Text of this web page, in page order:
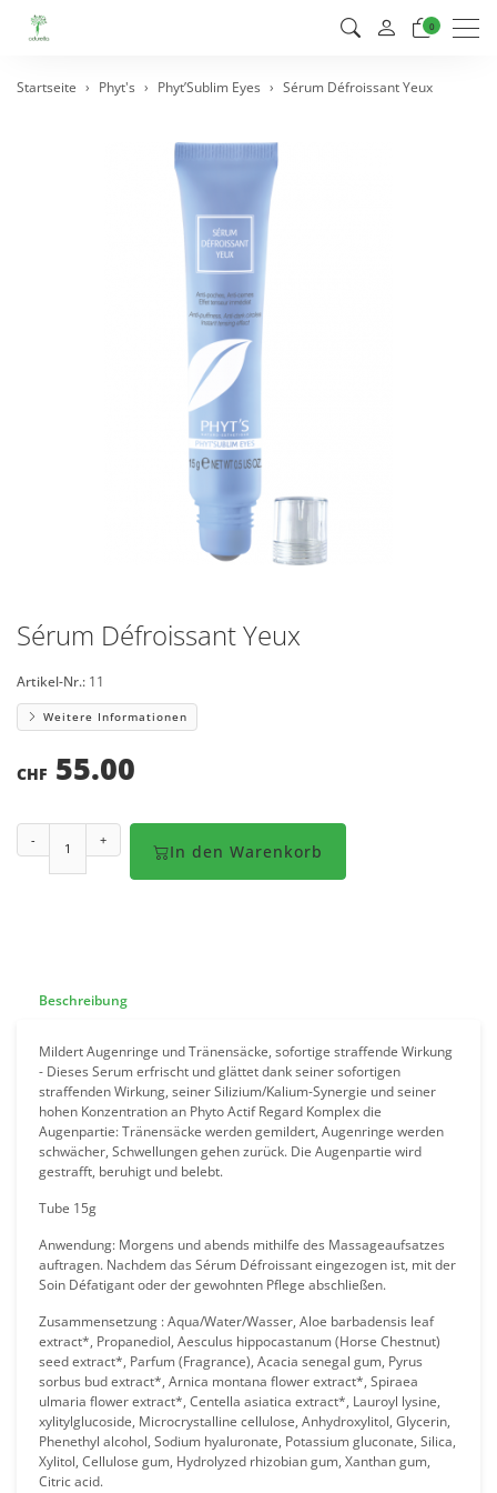
0
Startseite Phyt's Phyt’Sublim Eyes Sérum Défroissant Yeux
Sérum Défroissant Yeux
Artikel-Nr.: 11
Weitere Informationen
CHF 55.00
- +
In den Warenkorb
Beschreibung
Mildert Augenringe und Tränensäcke, sofortige straffende Wirkung
- Dieses Serum erfrischt und glättet dank seiner sofortigen
straffenden Wirkung, seiner Silizium/Kalium-Synergie und seiner
hohen Konzentration an Phyto Actif Regard Komplex die
Augenpartie: Tränensäcke werden gemildert, Augenringe werden
schwächer, Schwellungen gehen zurück. Die Augenpartie wird
gestrafft, beruhigt und belebt.
Tube 15g
Anwendung: Morgens und abends mithilfe des Massageaufsatzes
auftragen. Nachdem das Sérum Défroissant eingezogen ist, mit der
Soin Défatigant oder der gewohnten Pflege abschließen.
Zusammensetzung : Aqua/Water/Wasser, Aloe barbadensis leaf
extract*, Propanediol, Aesculus hippocastanum (Horse Chestnut)
seed extract*, Parfum (Fragrance), Acacia senegal gum, Pyrus
sorbus bud extract*, Arnica montana flower extract*, Spiraea
ulmaria flower extract*, Centella asiatica extract*, Lauroyl lysine,
xylitylglucoside, Microcrystalline cellulose, Anhydroxylitol, Glycerin,
Phenethyl alcohol, Sodium hyaluronate, Potassium gluconate, Silica,
Xylitol, Cellulose gum, Hydrolyzed rhizobian gum, Xanthan gum,
Citric acid.